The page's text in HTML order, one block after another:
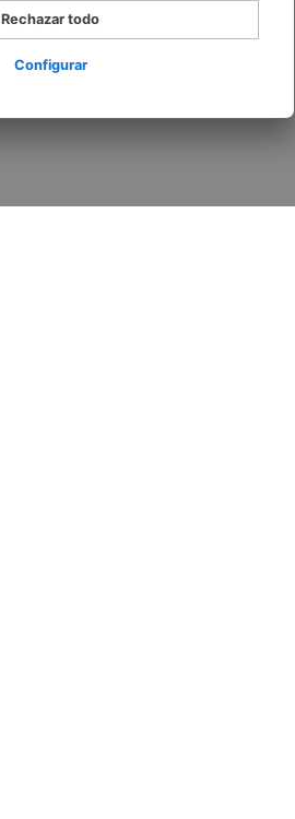
Configurar
Rechazar todo